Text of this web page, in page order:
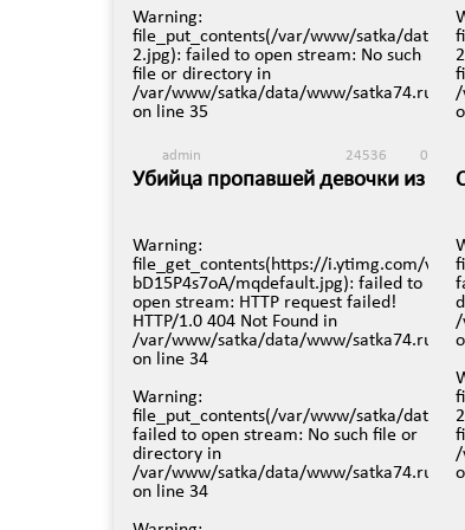
Warning:
file_put_contents(/var/www/satka/data/
2.jpg): failed to open stream: No such
file or directory in
/var/www/satka/data/www/satka74.ru/
on line 35
admin 24536 0
Убийца пропавшей девочки из
/
Warning:
file_get_contents(https://i.ytimg.com/vi/-
bD15P4s7oA/mqdefault.jpg): failed to
open stream: HTTP request failed!
HTTP/1.0 404 Not Found in
/var/www/satka/data/www/satka74.ru/
on line 34
Warning:
file_put_contents(/var/www/satka/data/
failed to open stream: No such file or
directory in
/var/www/satka/data/www/satka74.ru/
on line 34
/
/